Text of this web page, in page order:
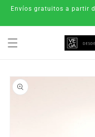
directamente
Envíos gratuitos a partir
directamente
a la
información